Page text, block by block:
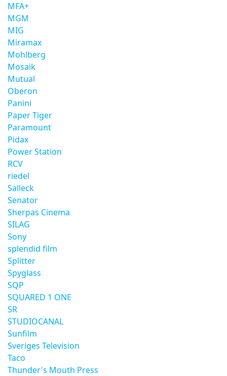
MFA+
MGM
MIG
Miramax
Mohlberg
Mosaik
Mutual
Oberon
Panini
Paper Tiger
Paramount
Pidax
Power Station
RCV
riedel
Salleck
Senator
Sherpas Cinema
SILAG
Sony
splendid film
Splitter
Spyglass
SQP
SQUARED 1 ONE
SR
STUDIOCANAL
Sunfilm
Sveriges Television
Taco
Thunder's Mouth Press